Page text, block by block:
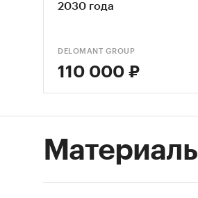
2030 года
DELOMANT GROUP
110 000 ₽